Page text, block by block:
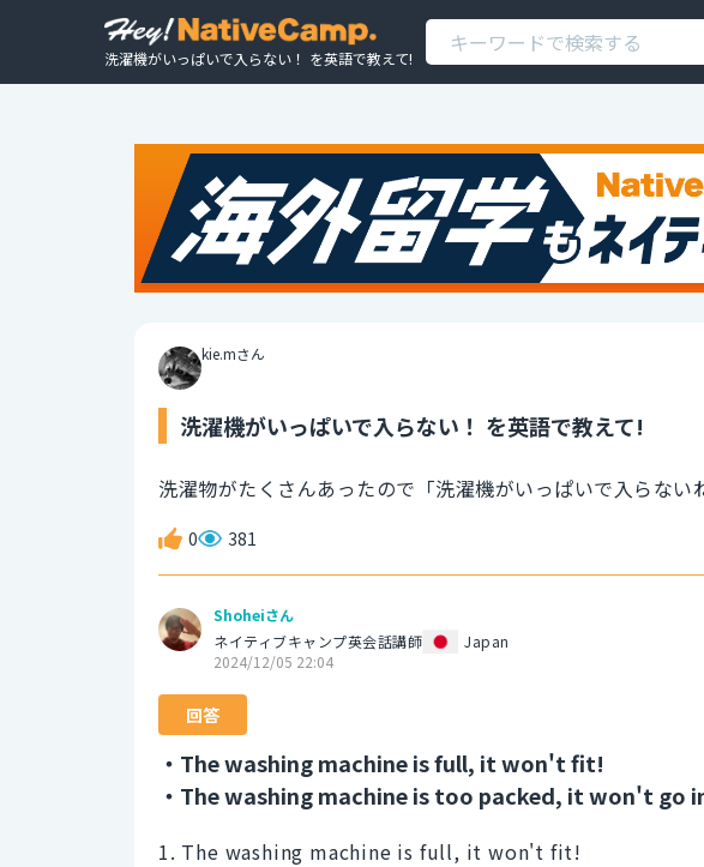
洗濯機がいっぱいで入らない！ を英語で教えて!
kie.mさん
洗濯機がいっぱいで入らない！ を英語で教えて!
洗濯物がたくさんあったので「洗濯機がいっぱいで入らない
0 381
Shoheiさん
ネイティブキャンプ英会話講師
Japan
2024/12/05 22:04
回答
・The washing machine is full, it won't fit!
・The washing machine is too packed, it won't go
1. The washing machine is full, it won't fit!